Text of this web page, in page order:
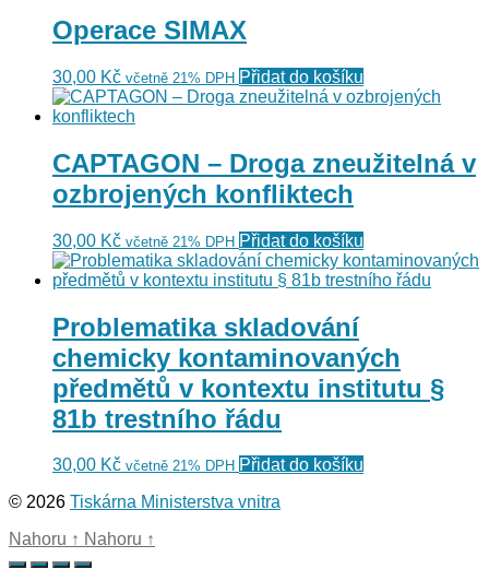
Operace SIMAX
30,00 Kč včetně 21% DPH Přidat do košíku
CAPTAGON – Droga zneužitelná v
ozbrojených konfliktech
30,00 Kč včetně 21% DPH Přidat do košíku
Problematika skladování
chemicky kontaminovaných
předmětů v kontextu institutu §
81b trestního řádu
30,00 Kč včetně 21% DPH Přidat do košíku
© 2026 Tiskárna Ministerstva vnitra
Nahoru ↑ Nahoru ↑